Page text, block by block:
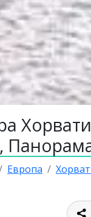
Европа